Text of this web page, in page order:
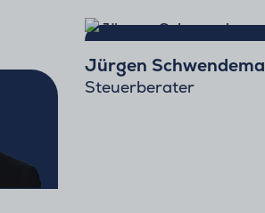
Jürgen
Steuerberater